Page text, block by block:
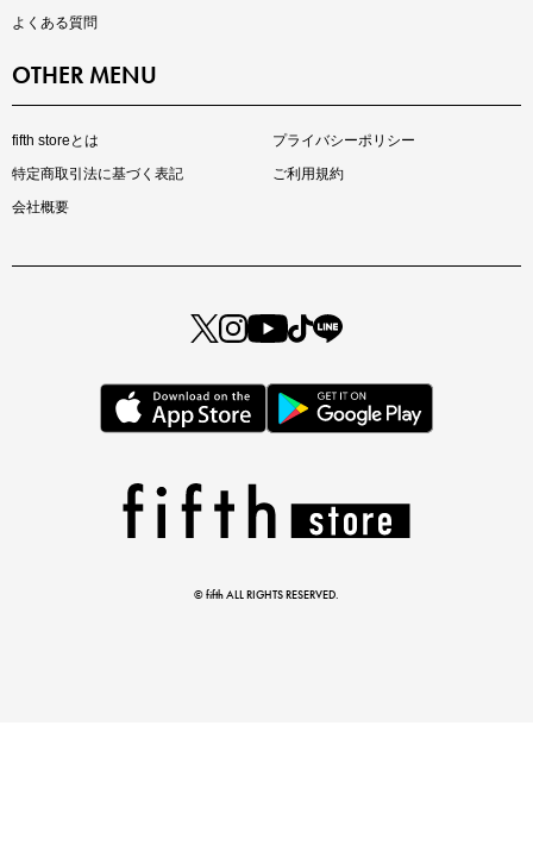
マストバイアイテム
この夏の主役確定！
よくある質問
OTHER MENU
fifth storeとは
プライバシーポリシー
特定商取引法に基づく表記
ご利用規約
会社概要
© fifth ALL RIGHTS RESERVED.